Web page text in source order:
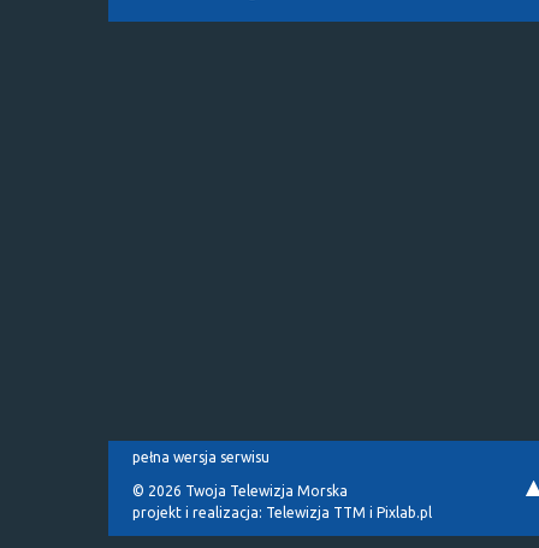
pełna wersja serwisu
© 2026 Twoja Telewizja Morska
projekt i realizacja: Telewizja TTM i Pixlab.pl